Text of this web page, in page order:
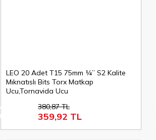
LEO 20 Adet T15 75mm ¼’’ S2 Kalite
Mıknatıslı Bits Torx Matkap
Ucu,Tornavida Ucu
%6
indirim
380,87 TL
359,92 TL